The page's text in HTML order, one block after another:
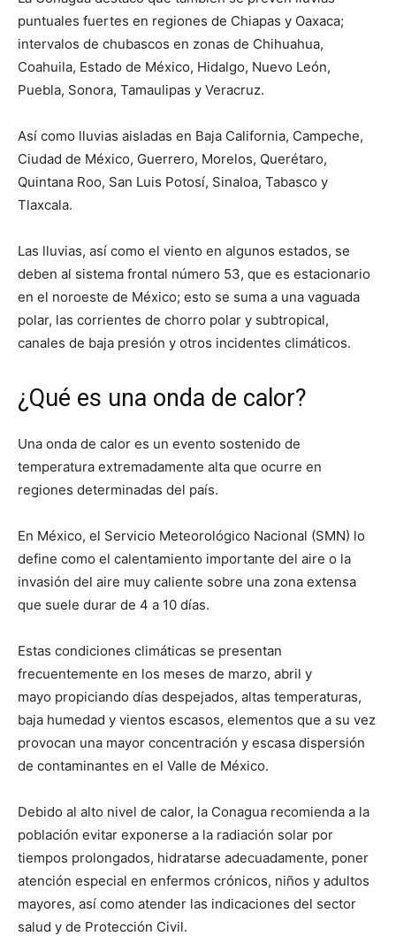
puntuales fuertes en regiones de Chiapas y Oaxaca;
intervalos de chubascos en zonas de Chihuahua,
Coahuila, Estado de México, Hidalgo, Nuevo León,
Puebla, Sonora, Tamaulipas y Veracruz.
Así como lluvias aisladas en Baja California, Campeche,
Ciudad de México, Guerrero, Morelos, Querétaro,
Quintana Roo, San Luis Potosí, Sinaloa, Tabasco y
Tlaxcala.
Las lluvias, así como el viento en algunos estados, se
deben al sistema frontal número 53, que es estacionario
en el noroeste de México; esto se suma a una vaguada
polar, las corrientes de chorro polar y subtropical,
canales de baja presión y otros incidentes climáticos.
¿Qué es una onda de calor?
Una onda de calor es un evento sostenido de
temperatura extremadamente alta que ocurre en
regiones determinadas del país.
En México, el Servicio Meteorológico Nacional (SMN) lo
define como el calentamiento importante del aire o la
invasión del aire muy caliente sobre una zona extensa
que suele durar de 4 a 10 días.
Estas condiciones climáticas se presentan
frecuentemente en los meses de marzo, abril y
mayo propiciando días despejados, altas temperaturas,
baja humedad y vientos escasos, elementos que a su vez
provocan una mayor concentración y escasa dispersión
de contaminantes en el Valle de México.
Debido al alto nivel de calor, la Conagua recomienda a la
población evitar exponerse a la radiación solar por
tiempos prolongados, hidratarse adecuadamente, poner
atención especial en enfermos crónicos, niños y adultos
mayores, así como atender las indicaciones del sector
salud y de Protección Civil.